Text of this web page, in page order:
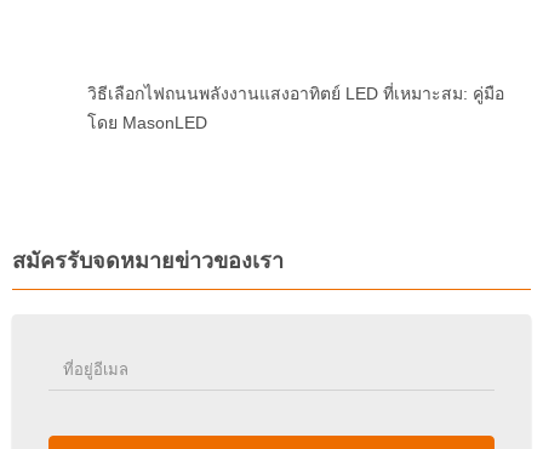
วิธีเลือกไฟถนนพลังงานแสงอาทิตย์ LED ที่เหมาะสม: คู่มือ
โดย MasonLED
สมัครรับจดหมายข่าวของเรา